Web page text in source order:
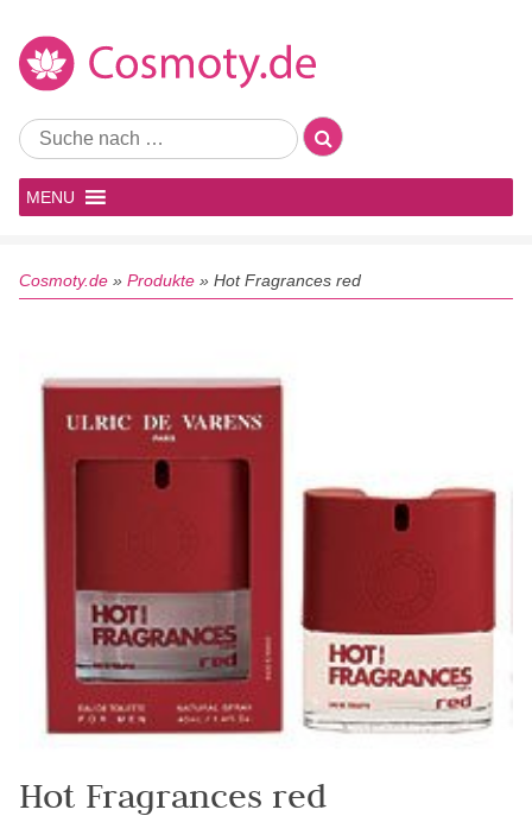
MENU
Cosmoty.de » Produkte » Hot Fragrances red
Hot Fragrances red